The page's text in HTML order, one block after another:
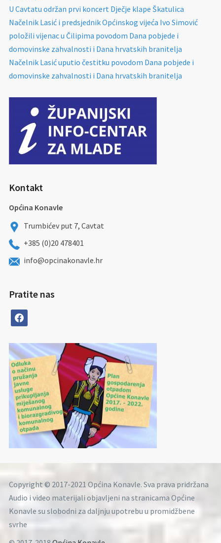
U Cavtatu održan prvi koncert Dječje klape Škatulica
Načelnik Lasić i predsjednik Općinskog vijeća Ivo Simović
položili vijenac u Čilipima povodom Dana pobjede i
domovinske zahvalnosti i Dana hrvatskih branitelja
Načelnik Lasić uputio čestitku povodom Dana pobjede i
domovinske zahvalnosti i Dana hrvatskih branitelja
Kontakt
Općina Konavle
Trumbićev put 7, Cavtat
+385 (0)20 478401
info@opcinakonavle.hr
Pratite nas
facebook
Copyright © 2017-2021 Općina Konavle. Sva prava pridržana
Audio i video materijali objavljeni na stranicama Općine
Konavle su slobodni za daljnju upotrebu u promidžbene
svrhe